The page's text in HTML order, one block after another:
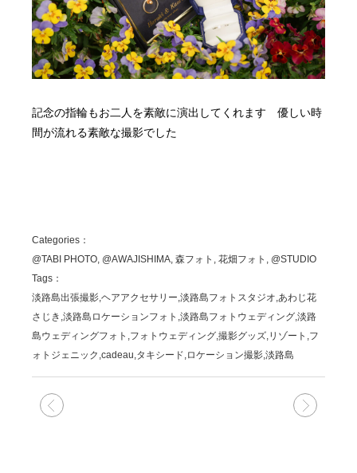
記念の指輪もお二人を素敵に演出してくれます 優しい時
間が流れる素敵な撮影でした
Categories：
@TABI PHOTO, @AWAJISHIMA, 森フォト, 花畑フォト, @STUDIO
Tags：
淡路島出張撮影,ヘアアクセサリー,淡路島フォトスタジオ,あわじ花
さじき,淡路島ロケーションフォト,淡路島フォトウェディング,淡路
島ウェディングフォト,フォトウェディング,撮影グッズ,リゾート,フ
ォトジェニック,cadeau,タキシード,ロケーション撮影,淡路島
前の記